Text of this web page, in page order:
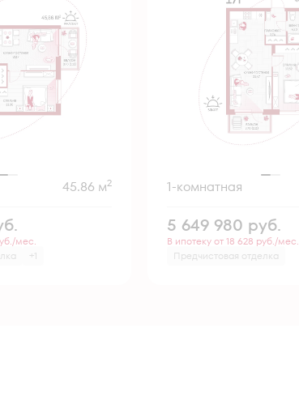
45.86 м2
мес.
+1
1-комнатная
5 649 980 руб.
В ипотеку от 18 628 руб./мес.
Предчистовая отделка